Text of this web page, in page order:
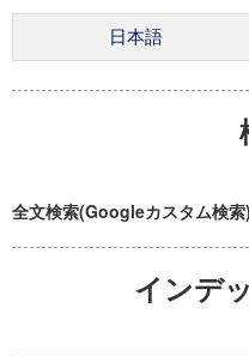
全文検索(Googleカスタム検索)
インデ